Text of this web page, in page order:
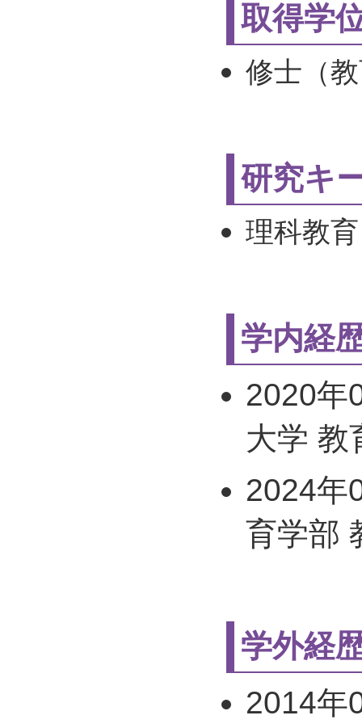
取得学
修士（
研究キ
理科教育
学内経
2020年
大学 教
2024年
育学部
学外経
2014年